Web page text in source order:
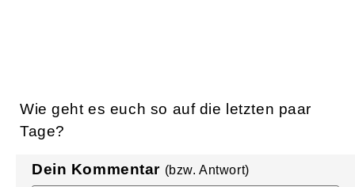
Wie geht es euch so auf die letzten paar
Tage?
Dein Kommentar (bzw. Antwort)